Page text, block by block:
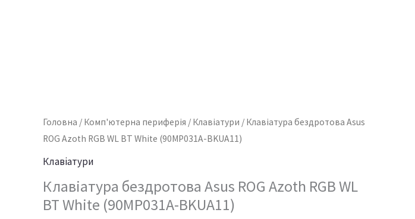
Головна / Комп'ютерна периферія / Клавіатури / Клавіатура бездротова Asus
ROG Azoth RGB WL BT White (90MP031A-BKUA11)
Клавіатури
Клавіатура бездротова Asus ROG Azoth RGB WL
BT White (90MP031A-BKUA11)